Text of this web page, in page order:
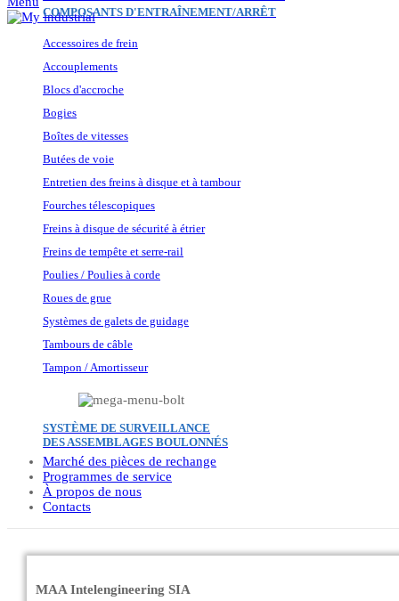
COMPOSANTS D'ENTRAÎNEMENT/ARRÊT
Accessoires de frein
Accouplements
Blocs d'accroche
Bogies
Boîtes de vitesses
Butées de voie
Entretien des freins à disque et à tambour
Fourches télescopiques
Freins à disque de sécurité à étrier
Freins de tempête et serre-rail
Poulies / Poulies à corde
Roues de grue
Systèmes de galets de guidage
Tambours de câble
Tampon / Amortisseur
SYSTÈME DE SURVEILLANCE
DES ASSEMBLAGES BOULONNÉS
Marché des pièces de rechange
Programmes de service
À propos de nous
Contacts
MAA Intelengineering SIA